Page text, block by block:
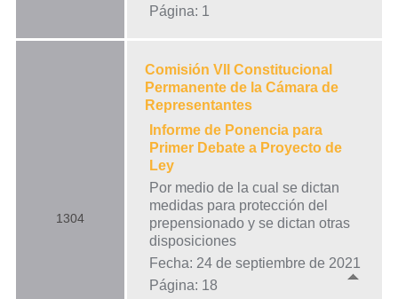
Página: 1
1304
Comisión VII Constitucional
Permanente de la Cámara de
Representantes
Informe de Ponencia para
Primer Debate a Proyecto de
Ley
Por medio de la cual se dictan
medidas para protección del
prepensionado y se dictan otras
disposiciones
Fecha: 24 de septiembre de 2021
Página: 18